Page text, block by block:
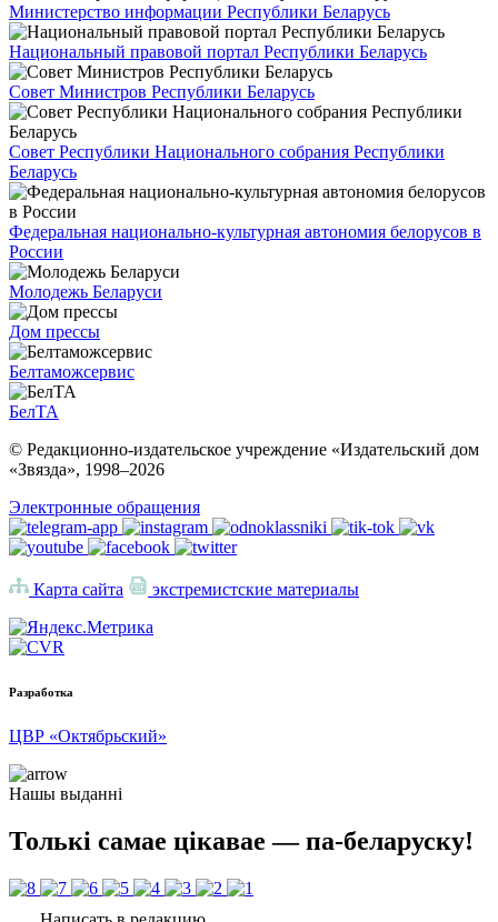
Министерство информации Республики Беларусь
Национальный правовой портал Республики Беларусь
Совет Министров Республики Беларусь
Совет Республики Национального собрания Республики
Беларусь
Федеральная национально-культурная автономия белорусов в
России
Молодежь Беларуси
Дом прессы
Белтаможсервис
БелТА
© Редакционно-издательское учреждение «Издательский дом
«Звязда», 1998–2026
Электронные обращения
Карта сайта экстремистские материалы
Разработка
ЦВР «Октябрьский»
Нашы выданні
Толькі самае цікавае — па-беларуску!